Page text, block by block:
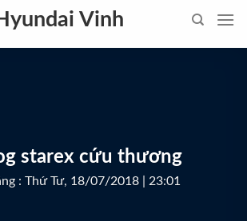
Vinh
starex cứu thương
: Thứ Tư, 18/07/2018 | 23:01